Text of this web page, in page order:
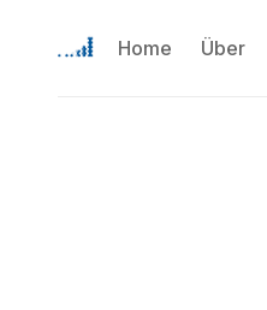
Home Über